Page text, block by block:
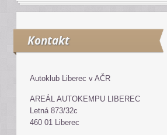
Kontakt
Autoklub Liberec v AČR
AREÁL AUTOKEMPU LIBEREC
Letná 873/32c
460 01 Liberec